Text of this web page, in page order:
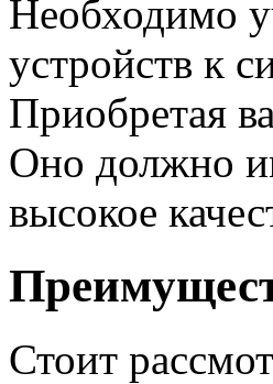
Необходимо
устройств к
Приобретая
Оно должно
высокое
Стоит